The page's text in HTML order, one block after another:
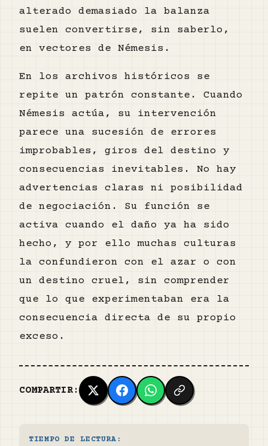
TIEMPO DE LECTURA:
alterado demasiado la balanza
suelen convertirse, sin saberlo,
en vectores de Némesis.
En los archivos históricos se
repite un patrón constante. Cuando
Némesis actúa, su intervención
parece una sucesión de errores
improbables, giros del destino y
consecuencias inevitables. No hay
advertencias claras ni posibilidad
de negociación. Su función se
activa cuando el daño ya ha sido
hecho, y por ello muchas culturas
la confundieron con el azar o con
un destino cruel, sin comprender
que lo que experimentaban era la
consecuencia directa de su propio
exceso.
COMPARTIR: